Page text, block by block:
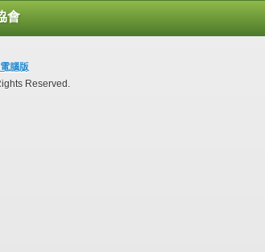
會
電腦版
Reserved.